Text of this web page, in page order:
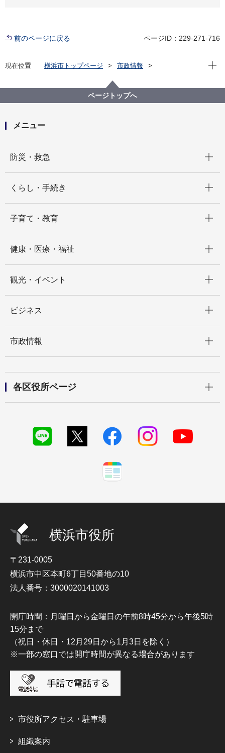
前のページに戻る ページID：229-271-716
現在位置 横浜市トップページ
市政情報
横浜市人事異動（令和４年４月１日付け）
現在
ページトップへ
メニュー
防災・救急
くらし・手続き
子育て・教育
健康・医療・福祉
観光・イベント
ビジネス
市政情報
各区役所ページ
横浜市役所
〒231-0005
横浜市中区本町6丁目50番地の10
法人番号：3000020141003
開庁時間：月曜日から金曜日の午前8時45分から午後5時
15分まで
（祝日・休日・12月29日から1月3日を除く）
※一部の窓口では開庁時間が異なる場合があります
市役所アクセス・駐車場
組織案内